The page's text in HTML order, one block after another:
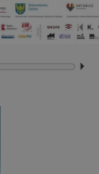
⏵︎